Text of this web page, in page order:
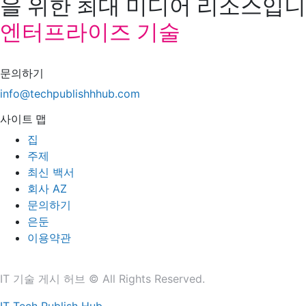
을 위한 최대 미디어 리소스입
엔터프라이즈 기술
문의하기
info@techpublishhhub.com
사이트 맵
집
주제
최신 백서
회사 AZ
문의하기
은둔
이용약관
IT 기술 게시 허브 © All Rights Reserved.